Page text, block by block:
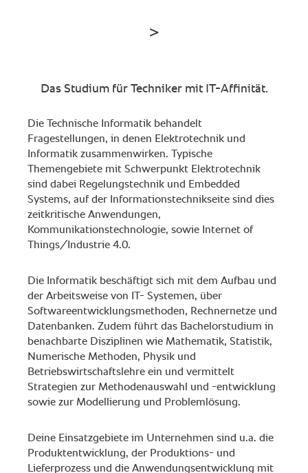
Das Studium für Techniker mit IT-Affinität.
Die Technische Informatik behandelt
Fragestellungen, in denen Elektrotechnik und
Informatik zusammenwirken. Typische
Themengebiete mit Schwerpunkt Elektrotechnik
sind dabei Regelungstechnik und Embedded
Systems, auf der Informationstechnikseite sind dies
zeitkritische Anwendungen,
Kommunikationstechnologie, sowie Internet of
Things/Industrie 4.0.
Die Informatik beschäftigt sich mit dem Aufbau und
der Arbeitsweise von IT- Systemen, über
Softwareentwicklungsmethoden, Rechnernetze und
Datenbanken. Zudem führt das Bachelorstudium in
benachbarte Disziplinen wie Mathematik, Statistik,
Numerische Methoden, Physik und
Betriebswirtschaftslehre ein und vermittelt
Strategien zur Methodenauswahl und -entwicklung
sowie zur Modellierung und Problemlösung.
Deine Einsatzgebiete im Unternehmen sind u.a. die
Produktentwicklung, der Produktions- und
Lieferprozess und die Anwendungsentwicklung mit